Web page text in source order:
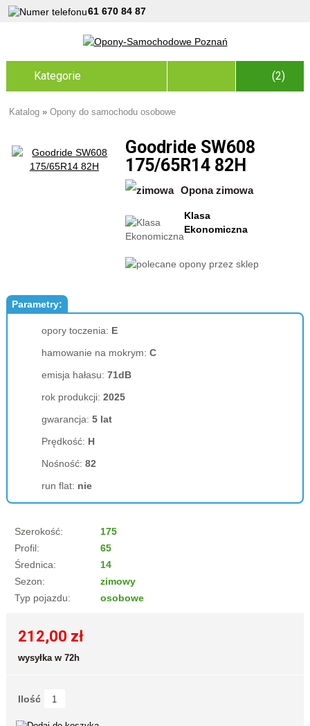
61 670 84 87
Kategorie (2)
Katalog » Opony do samochodu osobowe
Goodride SW608
175/65R14 82H
Opona zimowa
Klasa
Ekonomiczna
Parametry:
opory toczenia: E
hamowanie na mokrym: C
emisja hałasu: 71dB
rok produkcji: 2025
gwarancja: 5 lat
Prędkość: H
Nośność: 82
run flat: nie
Szerokość:
175
Profil:
65
Średnica:
14
Sezon:
zimowy
Typ pojazdu:
osobowe
212,00 zł
wysyłka w 72h
Ilość